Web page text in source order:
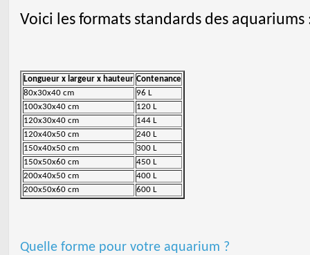
Voici les formats standards des aquariums
Longueur x largeur x hauteur Contenance
80x30x40 cm
96 L
100x30x40 cm
120 L
120x30x40 cm
144 L
120x40x50 cm
240 L
150x40x50 cm
300 L
150x50x60 cm
450 L
200x40x50 cm
400 L
200x50x60 cm
600 L
Quelle forme pour votre aquarium ?